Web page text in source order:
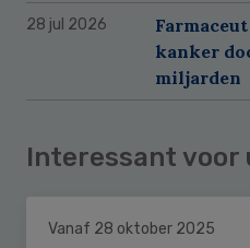
28 jul 2026
kanker
miljarden
Interessant voor
Vanaf 28 oktober 2025